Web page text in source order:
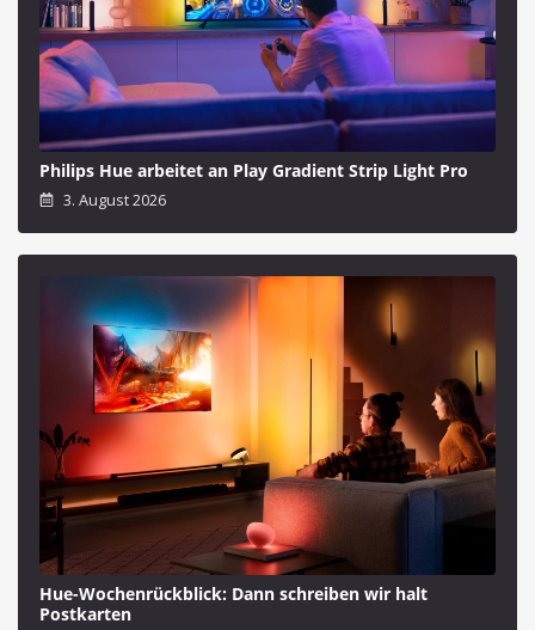
Philips Hue arbeitet an Play Gradient Strip Light Pro
3. August 2026
Hue-Wochenrückblick: Dann schreiben wir halt
Postkarten